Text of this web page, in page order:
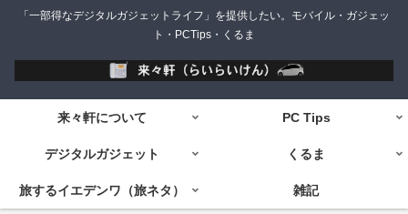
「一部得なデジタルガジェットライフ」を提供したい。モバイル・ガジェッ
ト・PCTips・くるま
来々軒について PC Tips
デジタルガジェット くるま
旅するイエデンワ（旅ネタ） 雑記